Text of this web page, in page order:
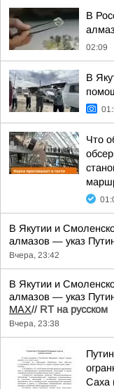
В
02:09
В
Что
В Якутии и
алмазов — указ
Вчера, 23:42
В Якутии и
алмазов — указ
MAX// RT на русском
Вчера, 23:38
Саха